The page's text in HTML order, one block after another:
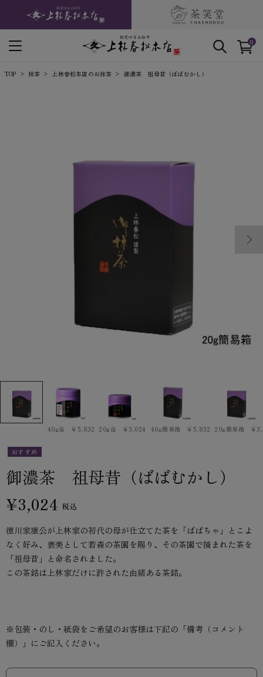
0
TOP 抹茶 上林春松本店のお抹茶 御濃茶 祖母昔（ばばむかし）
40g缶 ￥5,832 20g缶 ￥3,024 40g簡易箱 ￥5,832 20g簡易箱 ￥
おすすめ
御濃茶 祖母昔（ばばむかし）
¥3,024 税込
徳川家康公が上林家の初代の母が仕立てた茶を「ばばちゃ」とこよ
なく好み、褒美として若森の茶園を賜り、その茶園で摘まれた茶を
「祖母昔」と命名されました。
この茶銘は上林家だけに許された由緒ある茶銘。
※包装・のし・紙袋をご希望のお客様は下記の「備考（コメント
欄）」にご記入ください。